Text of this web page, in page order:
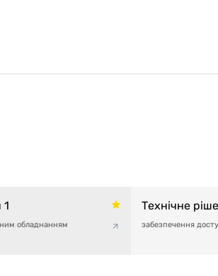
1
обладнанням
Технічне
забезпечення